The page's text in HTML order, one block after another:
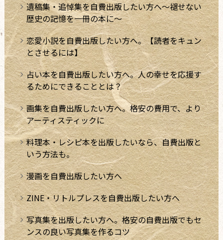
遺稿集・追悼集を自費出版したい方へ～褪せない
歴史の記憶を一冊の本に～
恋愛小説を自費出版したい方へ。【読者をキュン
とさせるには】
占い本を自費出版したい方へ。人の幸せを応援す
るためにできることとは？
画集を自費出版したい方へ。格安の費用で、より
アーティスティックに
料理本・レシピ本を出版したいなら、自費出版と
いう方法も。
漫画を自費出版したい方へ
ZINE・リトルプレスを自費出版したい方へ
写真集を出版したい方へ。格安の自費出版でもセ
ンスの良い写真集を作るコツ